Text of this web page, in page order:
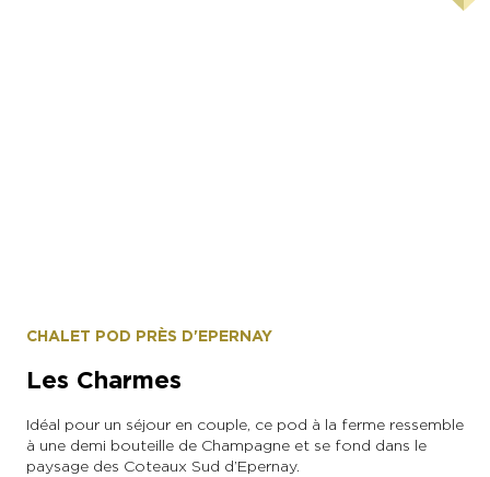
CHALET POD PRÈS D'EPERNAY
Les Charmes
Idéal pour un séjour en couple, ce pod à la ferme ressemble
à une demi bouteille de Champagne et se fond dans le
paysage des Coteaux Sud d’Epernay.